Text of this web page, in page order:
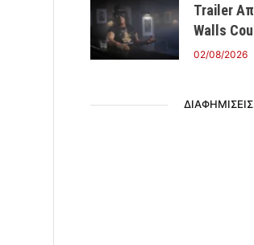
Trailer
Walls
02/08/2026
ΔΙΑΦΗΜΙΣΕΙΣ